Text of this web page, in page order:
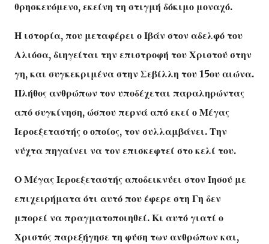
θρησκευόμενο, εκείνη τη στιγμή δόκιμο μοναχό.
Η ιστορία, που μεταφέρει ο Ιβάν στον αδελφό του
Αλιόσα, διηγείται την επιστροφή του Χριστού στην
γη, και συγκεκριμένα στην Σεβίλλη του 15ου αιώνα.
Πλήθος ανθρώπων τον υποδέχεται παραληρώντας
από συγκίνηση, ώσπου περνά από εκεί ο Μέγας
Ιεροεξεταστής ο οποίος, τον συλλαμβάνει. Την
νύχτα πηγαίνει να τον επισκεφτεί στο κελί του.
Ο Μέγας Ιεροεξεταστής αποδεικνύει στον Ιησού με
επιχειρήματα ότι αυτό που έφερε στη Γη δεν
μπορεί να πραγματοποιηθεί. Κι αυτό γιατί ο
Χριστός παρεξήγησε τη φύση των ανθρώπων και,